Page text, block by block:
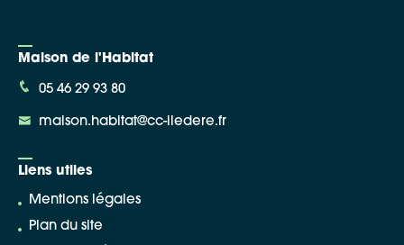
Maison de l'Habitat
05 46 29 93 80
maison.habitat@cc-iledere.fr
Liens utiles
Mentions légales
Plan du site